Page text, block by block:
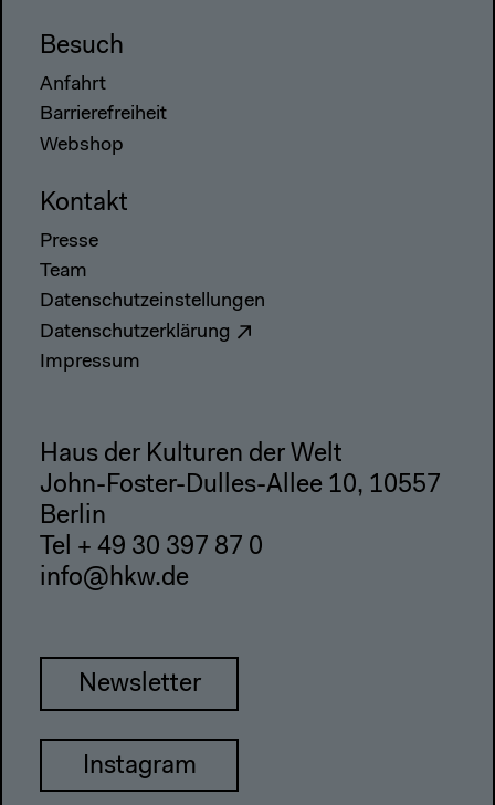
Besuch
Anfahrt
Barrierefreiheit
Webshop
Kontakt
Presse
Team
Datenschutzeinstellungen
Datenschutzerklärung
Impressum
Haus der Kulturen der Welt
John-Foster-Dulles-Allee 10, 10557
Berlin
Tel + 49 30 397 87 0
info@hkw.de
Newsletter
Instagram